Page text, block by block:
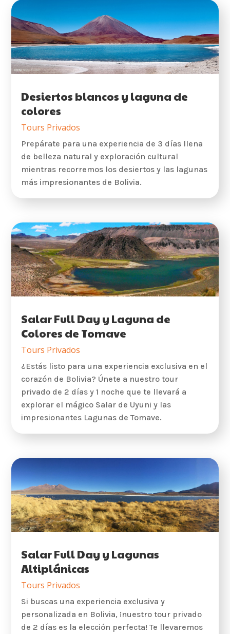
Desiertos blancos y laguna de
colores
Tours Privados
Prepárate para una experiencia de 3 días llena
de belleza natural y exploración cultural
mientras recorremos los desiertos y las lagunas
más impresionantes de Bolivia.
Salar Full Day y Laguna de
Colores de Tomave
Tours Privados
¿Estás listo para una experiencia exclusiva en el
corazón de Bolivia? Únete a nuestro tour
privado de 2 días y 1 noche que te llevará a
explorar el mágico Salar de Uyuni y las
impresionantes Lagunas de Tomave.
Salar Full Day y Lagunas
Altiplánicas
Tours Privados
Si buscas una experiencia exclusiva y
personalizada en Bolivia, ¡nuestro tour privado
de 2 días es la elección perfecta! Te llevaremos